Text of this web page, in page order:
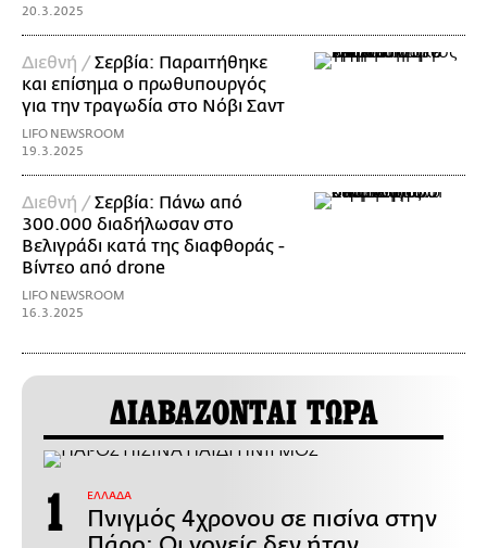
20.3.2025
Διεθνή / Σερβία: Παραιτήθηκε
και επίσημα ο πρωθυπουργός
για την τραγωδία στο Νόβι Σαντ
LIFO NEWSROOM
19.3.2025
Διεθνή / Σερβία: Πάνω από
300.000 διαδήλωσαν στο
Βελιγράδι κατά της διαφθοράς -
Βίντεο από drone
LIFO NEWSROOM
16.3.2025
ΔΙΑΒΑΖΟΝΤΑΙ ΤΩΡΑ
ΕΛΛΑΔΑ
Πνιγμός 4χρονου σε πισίνα στην